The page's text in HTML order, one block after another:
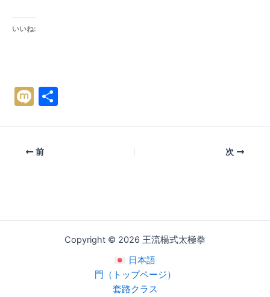
いいね:
M
i
前 次
Copyright © 2026 王流楊式太極拳
日本語
門（トップページ）
套路クラス